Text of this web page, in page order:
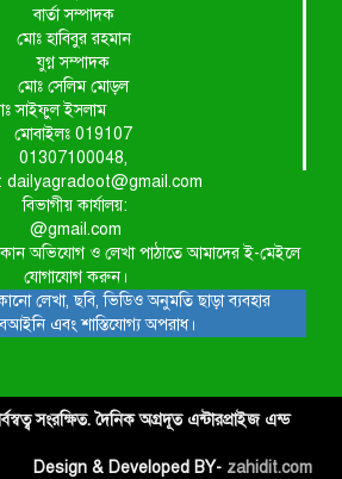
বার্তা সম্পাদক
মোঃ হাবিবুর রহমান
যুগ্ন সম্পাদক
মোঃ সেলিম মোড়ল
ইসলাম
মোবাইলঃ 019107
01307100048,
dailyagradoot@gmail.com
বিভাগীয় কার্যালয়:
@gmail.com
কোন অভিযোগ ও লেখা পাঠাতে আমাদের ই-মেইলে
যোগাযোগ করুন।
লেখা, ছবি, ভিডিও অনুমতি ছাড়া ব্যবহার
এবং শাস্তিযোগ্য অপরাধ।
সংরক্ষিত. দৈনিক অগ্রদূত এন্টারপ্রাইজ এন্ড
Design & Developed BY- zahidit.com